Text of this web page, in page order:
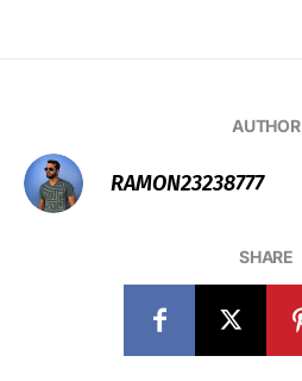
AUTHOR
RAMON23238777
SHARE